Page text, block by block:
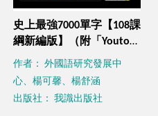
史上最強7000單字【108課
綱新編版】（附「Youtor
App」內含VRP虛擬點讀筆
+兩回108課綱學測全真模
作者： 外國語研究發展中
心、楊可馨、楊舒涵
出版社： 我識出版社